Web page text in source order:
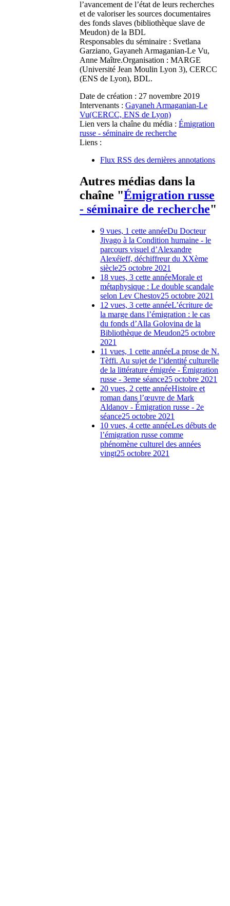
l’avancement de l’état de leurs recherches
et de valoriser les sources documentaires
des fonds slaves (bibliothèque slave de
Meudon) de la BDL
Responsables du séminaire : Svetlana
Garziano, Gayaneh Armaganian-Le Vu,
Anne Maître.Organisation : MARGE
(Université Jean Moulin Lyon 3), CERCC
(ENS de Lyon), BDL.
Date de création : 27 novembre 2019
Intervenants : Gayaneh Armaganian-Le
Vu(CERCC, ENS de Lyon)
Lien vers la chaîne du média : Émigration
russe - séminaire de recherche
Liens :
Flux RSS des dernières annotations
Autres médias dans la
chaîne "Émigration russe
- séminaire de recherche"
9 vues, 1 cette annéeDu Docteur
Jivago à la Condition humaine - le
parcours visuel d’Alexandre
Alexéïeff, déchiffreur du XXème
siècle25 octobre 2021
18 vues, 3 cette annéeMorale et
métaphysique : Le double scandale
selon Lev Chestov25 octobre 2021
12 vues, 3 cette annéeL’écriture de
la marge dans l’émigration : le cas
du fonds d’Alla Golovina de la
Bibliothèque de Meudon25 octobre
2021
11 vues, 1 cette annéeLa prose de N.
Tèffi. Au sujet de l’identité culturelle
de la littérature émigrée - Émigration
russe - 3eme séance25 octobre 2021
20 vues, 2 cette annéeHistoire et
roman dans l’œuvre de Mark
Aldanov - Émigration russe - 2e
séance25 octobre 2021
10 vues, 4 cette annéeLes débuts de
l’émigration russe comme
phénomène culturel des années
vingt25 octobre 2021